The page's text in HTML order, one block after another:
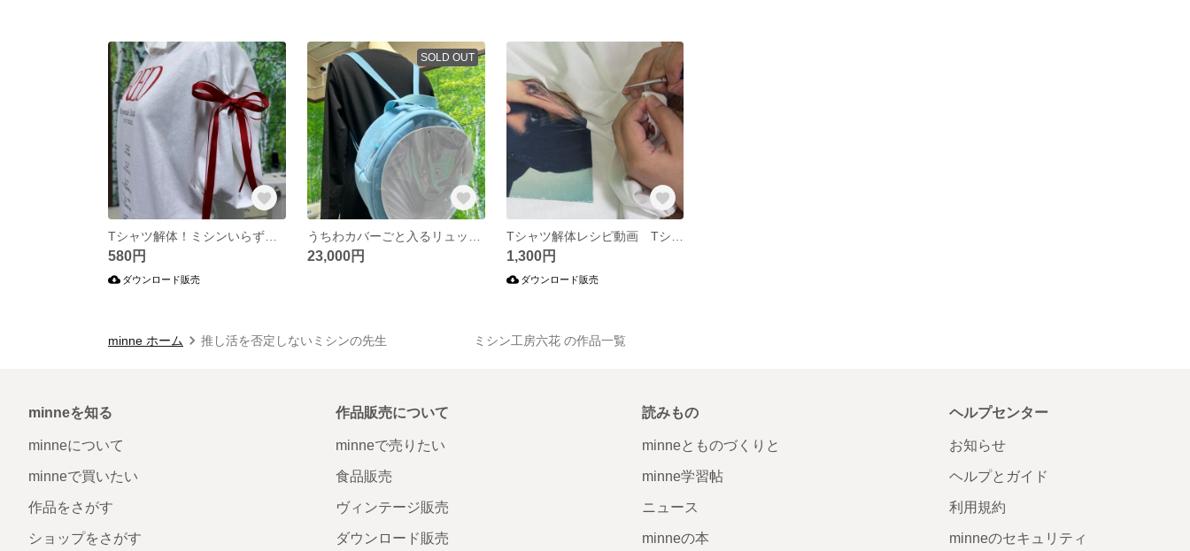
580円
ダウンロード販売
SOLD OUT
23,000円 1,300円
ダウンロード販売
minne ホーム 推し活を否定しないミシンの先生 ミシン工房六花 の作品一覧
minneを知る
minneについて
minneで買いたい
作品をさがす
ショップをさがす
作品販売について
minneで売りたい
食品販売
ヴィンテージ販売
ダウンロード販売
読みもの
minneとものづくりと
minne学習帖
ニュース
minneの本
ヘルプセンター
お知らせ
ヘルプとガイド
利用規約
minneのセキュリティ